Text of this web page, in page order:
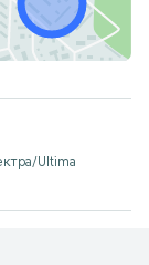
Ultima